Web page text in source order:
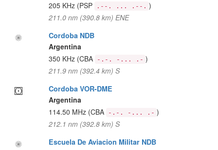
205 KHz (PSP .--. ... .--. )
211.0 nm (390.8 km) ENE
Cordoba NDB
Argentina
350 KHz (CBA -.-. -... .- )
211.9 nm (392.4 km) S
Cordoba VOR-DME
Argentina
114.50 MHz (CBA -.-. -... .- )
212.1 nm (392.8 km) S
Escuela De Aviacion Militar NDB